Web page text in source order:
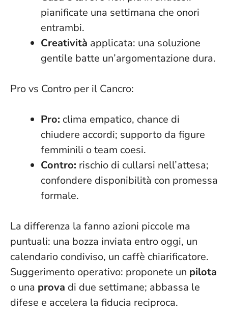
pianificate una settimana che onori
entrambi.
Creatività applicata: una soluzione
gentile batte un’argomentazione dura.
Pro vs Contro per il Cancro:
Pro: clima empatico, chance di
chiudere accordi; supporto da figure
femminili o team coesi.
Contro: rischio di cullarsi nell’attesa;
confondere disponibilità con promessa
formale.
La differenza la fanno azioni piccole ma
puntuali: una bozza inviata entro oggi, un
calendario condiviso, un caffè chiarificatore.
Suggerimento operativo: proponete un pilota
o una prova di due settimane; abbassa le
difese e accelera la fiducia reciproca.